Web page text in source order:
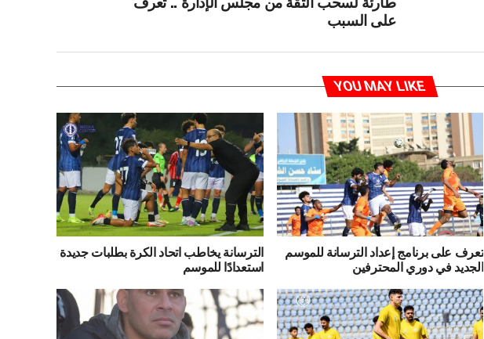
على السبب
YOU MAY LIKE
تعرف على برنامج إعداد الترسانة للموسم
الجديد في دوري المحترفين
الترسانة يخاطب اتحاد الكرة بطلبات جديدة
استعدادًا للموسم